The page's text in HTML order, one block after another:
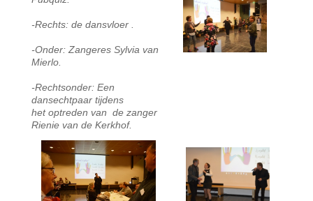
-Rechts: de dansvloer .
-Onder: Zangeres Sylvia van
Mierlo.
-Rechtsonder: Een
dansechtpaar tijdens
het optreden van de zanger
Rienie van de Kerkhof.